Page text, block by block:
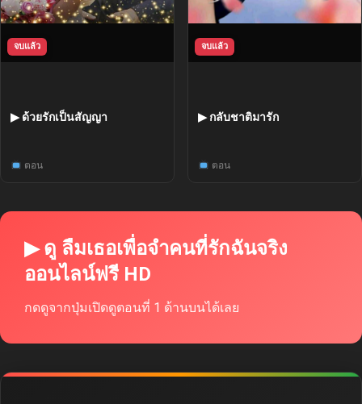
จบแล้ว
▶ ด้วยรักเป็นสัญญา
ตอน
จบแล้ว
▶ กลับชาติมารัก
ตอน
▶ ดู ลืมเธอเพื่อจำคนที่รักฉันจริง
ออนไลน์ฟรี HD
กดดูจากปุ่มเปิดดูตอนที่ 1 ด้านบนได้เลย